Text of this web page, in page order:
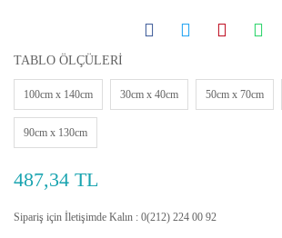
TABLO ÖLÇÜLERİ
100cm x 140cm 30cm x 40cm 50cm x 70cm
90cm x 130cm
487,34 TL
Sipariş için İletişimde Kalın : 0(212) 224 00 92